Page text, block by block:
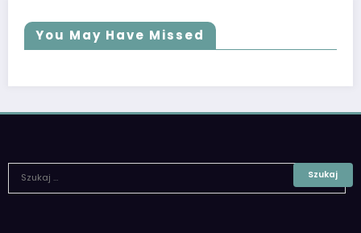
You May Have Missed